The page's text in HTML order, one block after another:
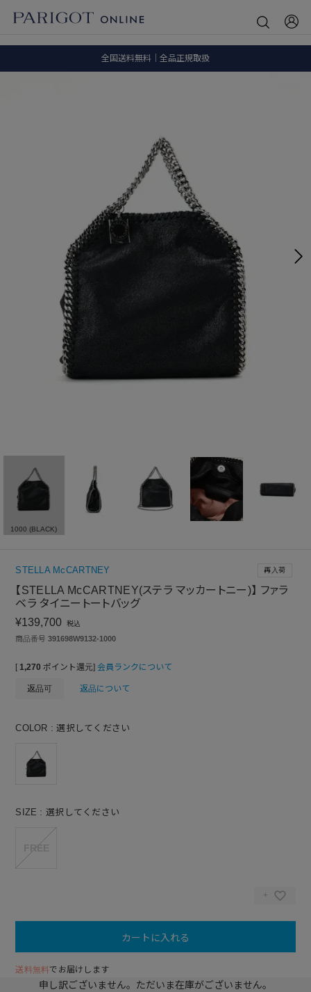
全国送料無料｜全品正規取扱
1000 (BLACK)
STELLA McCARTNEY
【STELLA McCARTNEY(ステラ マッカートニー)】 ファラ
ベラ タイニートートバッグ
¥139,700 税込
再入荷
商品番号 391698W9132-1000
[ 1,270 ポイント還元] 会員ランクについて
返品可 返品について
COLOR 選択してください
SIZE 選択してください
カートに入れる
送料無料でお届けします
申し訳ございません。ただいま在庫がございません。